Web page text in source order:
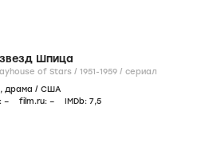
Шпица
Schlitz Playhouse of Stars / 1951-1959 / сериал
, драма / США
– film.ru: – IMDb: 7,5